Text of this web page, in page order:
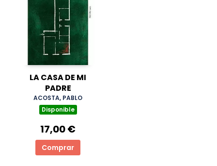
LA CASA DE MI
PADRE
ACOSTA, PABLO
Disponible
17,00 €
Comprar